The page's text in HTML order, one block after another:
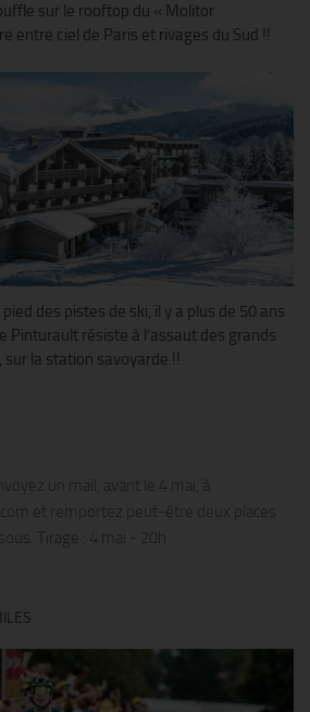
sur le rooftop du « Molitor
entre ciel de Paris et rivages du Sud !!
des pistes de ski, il y a plus de 50 ans
Pinturault résiste à l’assaut des grands
la station savoyarde !!
un mail, avant le 4 mai, à
et remportez peut-être deux places
Tirage : 4 mai - 20h